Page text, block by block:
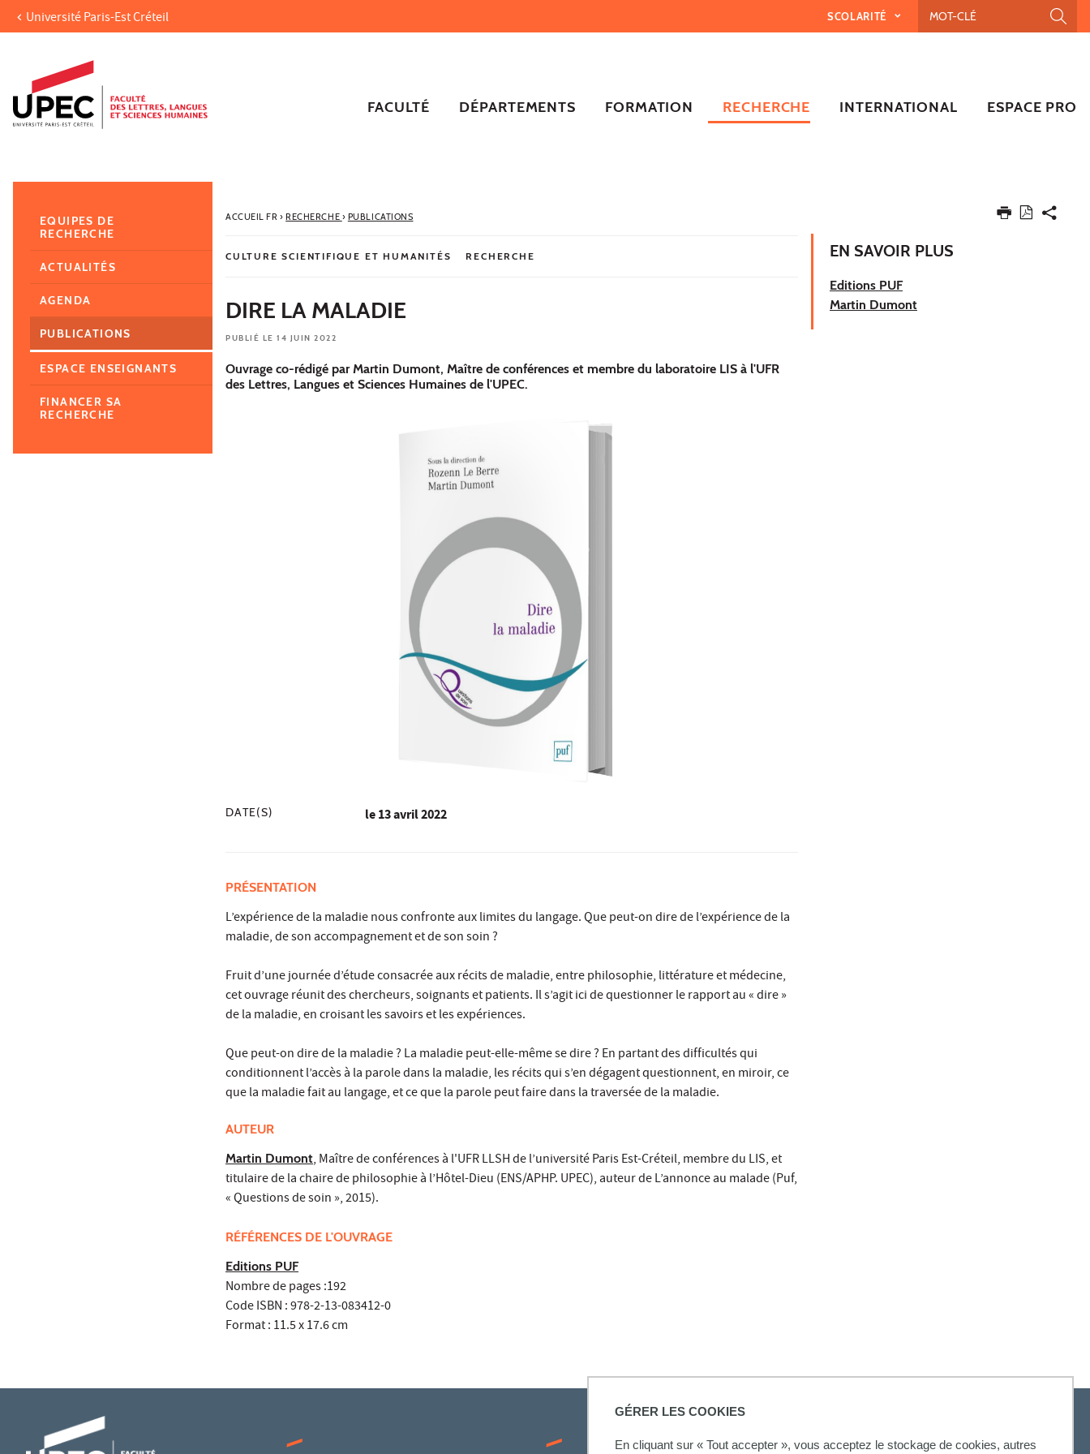
GÉRER LES COOKIES
En cliquant sur « Tout accepter », vous acceptez le stockage de cookies, autres
Aller au contenu
Accès directs
Recherche
Navigation secondaire
Université Paris-Est Créteil SCOLARITÉ
FACULTÉ DÉPARTEMENTS FORMATION RECHERCHE INTERNATIONAL ESPACE PRO
ACCUEIL FR› RECHERCHE › PUBLICATIONS
CULTURE SCIENTIFIQUE ET HUMANITÉS RECHERCHE
DIRE LA MALADIE
PUBLIÉ LE 14 JUIN 2022
Ouvrage co-rédigé par Martin Dumont, Maître de conférences et membre du laboratoire LIS à l'UFR
des Lettres, Langues et Sciences Humaines de l'UPEC.
DATE(S) le13 avril 2022
PRÉSENTATION
L’expérience de la maladie nous confronte aux limites du langage. Que peut-on dire de l’expérience de la
maladie, de son accompagnement et de son soin ?
Fruit d’une journée d’étude consacrée aux récits de maladie, entre philosophie, littérature et médecine,
cet ouvrage réunit des chercheurs, soignants et patients. Il s’agit ici de questionner le rapport au « dire »
de la maladie, en croisant les savoirs et les expériences.
Que peut-on dire de la maladie ? La maladie peut-elle-même se dire ? En partant des difficultés qui
conditionnent l’accès à la parole dans la maladie, les récits qui s’en dégagent questionnent, en miroir, ce
que la maladie fait au langage, et ce que la parole peut faire dans la traversée de la maladie.
AUTEUR
Martin Dumont, Maître de conférences à l'UFR LLSH de l’université Paris Est-Créteil, membre du LIS, et
titulaire de la chaire de philosophie à l’Hôtel-Dieu (ENS/APHP. UPEC), auteur de L’annonce au malade (Puf,
« Questions de soin », 2015).
RÉFÉRENCES DE L'OUVRAGE
Editions PUF
Nombre de pages :192
Code ISBN : 978-2-13-083412-0
Format : 11.5 x 17.6 cm
EN SAVOIR PLUS
Editions PUF
Martin Dumont
EQUIPES DE
RECHERCHE
ACTUALITÉS
AGENDA
PUBLICATIONS
ESPACE ENSEIGNANTS
FINANCER SA
RECHERCHE